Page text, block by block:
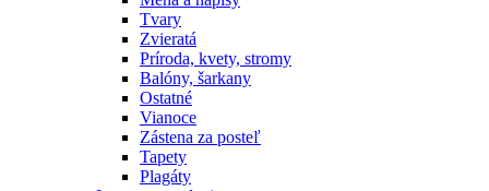
Tvary
Zvieratá
Príroda, kvety, stromy
Balóny, šarkany
Ostatné
Vianoce
Zástena za posteľ
Tapety
Plagáty